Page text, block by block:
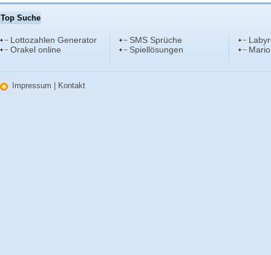
Top Suche
Lottozahlen Generator
Orakel online
SMS Sprüche
Spiellösungen
Impressum Kontakt